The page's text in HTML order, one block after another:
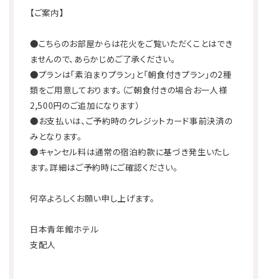
【ご案内】
●こちらのお部屋からは花火をご覧いただくことはでき
ませんので、あらかじめご了承ください。
●プランは「素泊まりプラン」と「朝食付きプラン」の2種
類をご用意しております。（ご朝食付きの場合お一人様
2,500円のご追加になります）
●お支払いは、ご予約時のクレジットカード事前決済の
みとなります。
●キャンセル料は通常の宿泊約款に基づき発生いたし
ます。詳細はご予約時にご確認ください。
何卒よろしくお願い申し上げます。
日本青年館ホテル
支配人